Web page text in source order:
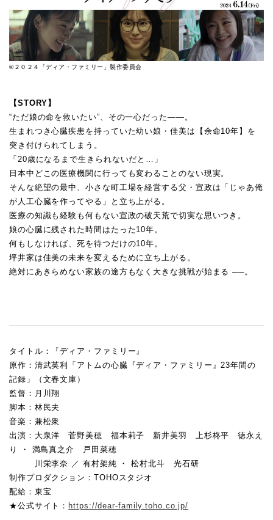
©２０２４「ディア・ファミリー」製作委員会
【STORY】
“ただ娘の命を救いたい”、その一心だった――。
生まれつき心臓疾患を持っていた幼い娘・佳美は【余命10年】を
突き付けられてしまう。
「20歳になるまで生きられないだと…」
日本中どこの医療機関に行っても変わることのない現実。
そんな絶望の最中、小さな町工場を経営する父・宣政は「じゃあ俺
が人工心臓を作ってやる」と立ち上がる。
医療の知識も経験も何もない宣政の破天荒で切実な思いつき。
娘の心臓に残された時間はたった10年。
何もしなければ、死を待つだけの10年。
坪井家は佳美の未来を変えるために立ち上がる。
絶対にあきらめない家族の途方もなく大きな挑戦が始まる ──。
タイトル：『ディア・ファミリー』
原作：清武英利「アトムの心臓『ディア・ファミリー』23年間の
記録」（文春文庫）
監督：月川翔
脚本：林民夫
音楽：兼松衆
出演：大泉洋 菅野美穂 福本莉子 新井美羽 上杉柊平 徳永え
り ・ 満島真之介 戸田菜穂
川栄李奈 ／ 有村架純 ・ 松村北斗 光石研
制作プロダクション：TOHOスタジオ
配給：東宝
★公式サイト： https://dear-family.toho.co.jp/